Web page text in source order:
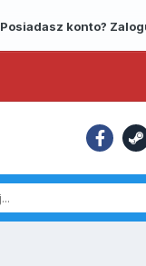
Posiadasz konto?